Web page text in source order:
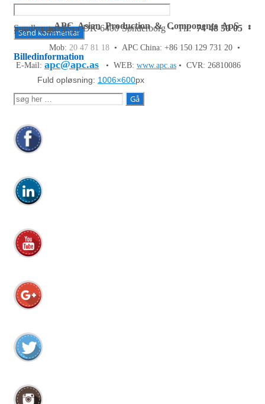
Billedinformation
Fuld opløsning: 1006×600px
APC Asian Production & Components ApS•
Sundkrogen 35 • DK-6400 Sønderborg • Tlf:74 48 50 05•
Fax: 74 48 50 45
Mob: 20 47 81 18 • APC China: +86 150 129 731 20 •
E-Mail: apc@apc.as • WEB: www.apc.as • CVR: 26810086
Søg